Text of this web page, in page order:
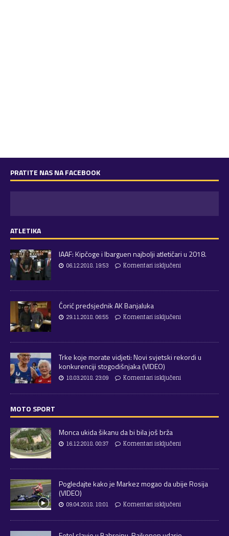
PRATITE NAS NA FACEBOOK
ATLETIKA
IAAF: Kipčoge i Ibarguen najbolji atletičari u 2018.
06.12.2018. 19:53 Komentari isključeni
Ćorić predsjednik AK Banjaluka
29.11.2018. 06:55 Komentari isključeni
Trke koje morate vidjeti: Novi svjetski rekordi u
konkurenciji stogodišnjaka (VIDEO)
18.03.2018. 23:09 Komentari isključeni
MOTO SPORT
Monca ukida šikanu da bi bila još brža
16.12.2018. 00:37 Komentari isključeni
Pogledajte kako je Markez mogao da ubije Rosija
(VIDEO)
09.04.2018. 18:01 Komentari isključeni